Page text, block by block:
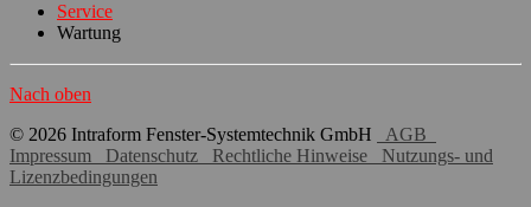
Service
Wartung
Nach oben
© 2026 Intraform Fenster-Systemtechnik GmbH
AGB
Impressum
Datenschutz Rechtliche Hinweise
Nutzungs- und
Lizenzbedingungen